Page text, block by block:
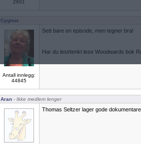
2601
Cygnus
Antall innlegg:
44845
Sett bare en episode, men tegner bra!
Har du lest/tenkt lese Woodwards bok
Aran - Ikke medlem lenger
Thomas Seltzer lager gode